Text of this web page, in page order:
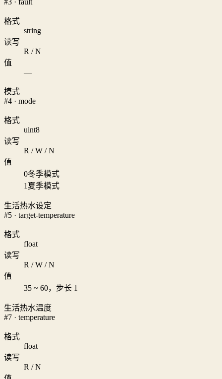
格式
string
读写
R / N
值
—
模式
#4 · mode
格式
uint8
读写
R / W / N
值
0冬季模式
1 夏季模式
生活热水设定
#5 · target-temperature
格式
float
读写
R / W / N
值
35 ~ 60，步长 1
生活热水温度
#7 · temperature
格式
float
读写
R / N